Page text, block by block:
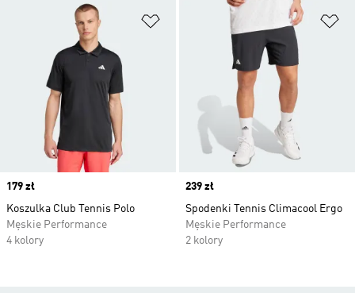
Dodaj do listy życzeń
Price
179 zł
Koszulka Club Tennis Polo
Męskie Performance
4 kolory
Price
239 zł
Spodenki Tennis Climacool Ergo
Męskie Performance
2 kolory